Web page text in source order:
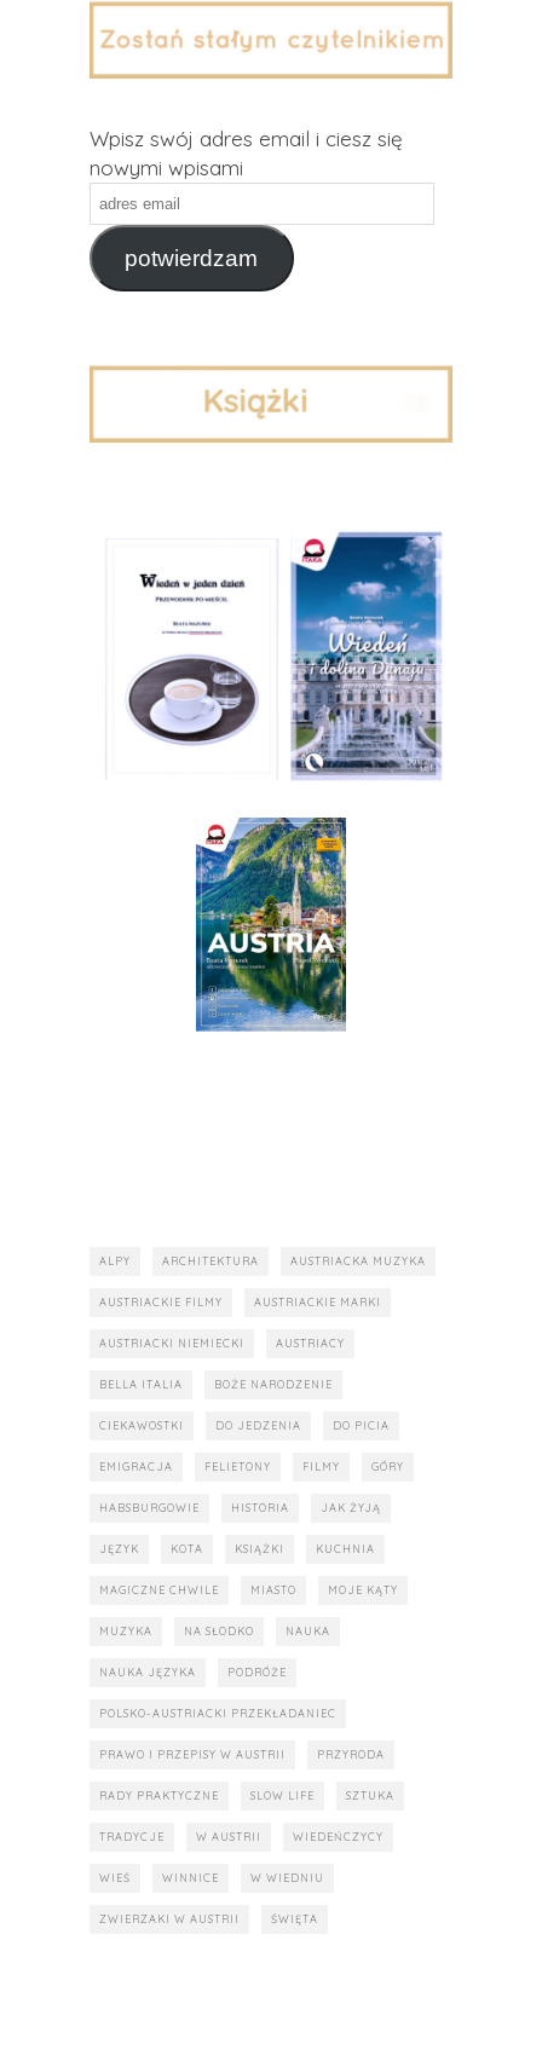
Wpisz swój adres email i ciesz się
nowymi wpisami
adres
email
potwierdzam
ALPY ARCHITEKTURA AUSTRIACKA MUZYKA
AUSTRIACKIE FILMY AUSTRIACKIE MARKI
AUSTRIACKI NIEMIECKI AUSTRIACY
BELLA ITALIA BOŻE NARODZENIE
CIEKAWOSTKI DO JEDZENIA DO PICIA
EMIGRACJA FELIETONY FILMY GÓRY
HABSBURGOWIE HISTORIA JAK ŻYJĄ
JĘZYK KOTA KSIĄŻKI KUCHNIA
MAGICZNE CHWILE MIASTO MOJE KĄTY
MUZYKA NA SŁODKO NAUKA
NAUKA JĘZYKA PODRÓŻE
POLSKO-AUSTRIACKI PRZEKŁADANIEC
PRAWO I PRZEPISY W AUSTRII PRZYRODA
RADY PRAKTYCZNE SLOW LIFE SZTUKA
TRADYCJE W AUSTRII WIEDEŃCZYCY
WIEŚ WINNICE W WIEDNIU
ZWIERZAKI W AUSTRII ŚWIĘTA